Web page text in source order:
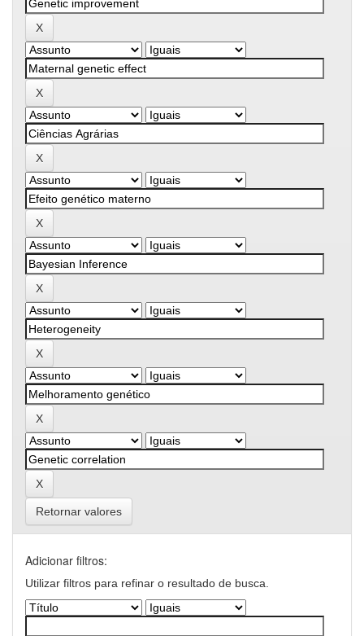
Retornar valores
Adicionar filtros:
Utilizar filtros para refinar o resultado de busca.